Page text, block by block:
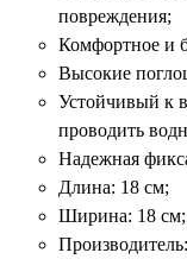
повреждения;
Комфортное и
Высокие
Устойчивый к
проводить
Надежная
Длина: 18 см;
Ширина: 18 см;